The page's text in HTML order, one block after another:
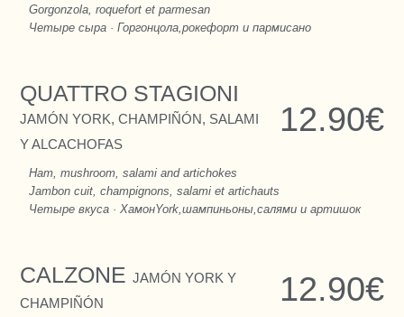
Gorgonzola, roquefort et parmesan
Четыре сыра · Горгонцола,рокефорт и пармисано
QUATTRO STAGIONI
JAMÓN YORK, CHAMPIÑÓN, SALAMI
Y ALCACHOFAS
12.90€
Ham, mushroom, salami and artichokes
Jambon cuit, champignons, salami et artichauts
Четыре вкуса · ХамонYork,шампиньоны,салями и артишок
CALZONE JAMÓN YORK Y
CHAMPIÑÓN
12.90€